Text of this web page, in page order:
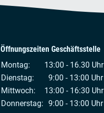
Öffnungszeiten Geschäftsstelle
Montag:
13:00 - 16.30 Uhr
Dienstag:
9:00 - 13:00 Uhr
Mittwoch:
13:00 - 16:30 Uhr
Donnerstag: 9:00 - 13:00 Uhr